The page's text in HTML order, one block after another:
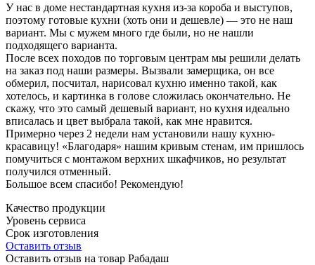
У нас в доме нестандартная кухня из-за короба и выступов,
поэтому готовые кухни (хоть они и дешевле) — это не наш
вариант. Мы с мужем много где были, но не нашли
подходящего варианта.
После всех походов по торговым центрам мы решили делать
на заказ под наши размеры. Вызвали замерщика, он все
обмерил, посчитал, нарисовал кухню именно такой, как
хотелось, и картинка в голове сложилась окончательно. Не
скажу, что это самый дешевый вариант, но кухня идеально
вписалась и цвет выбрала такой, как мне нравится.
Примерно через 2 недели нам установили нашу кухню-
красавицу! «Благодаря» нашим кривым стенам, им пришлось
помучиться с монтажом верхних шкафчиков, но результат
получился отменный.
Большое всем спасибо! Рекомендую!
Качество продукции
Уровень сервиса
Срок изготовления
Оставить отзыв
Оставить отзыв на товар Рабадаш